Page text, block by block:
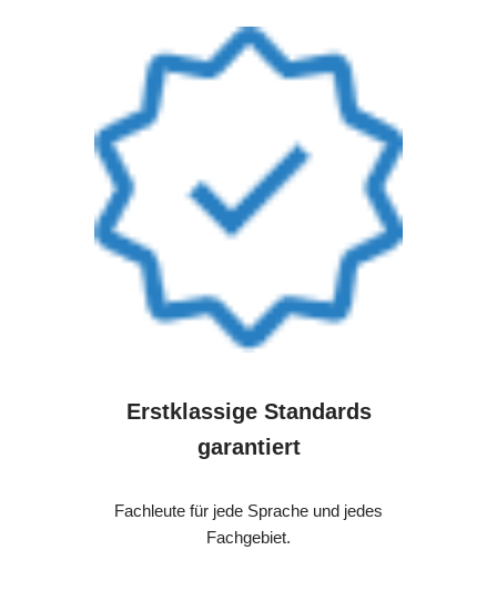
Erstklassige Standards
garantiert
Fachleute für jede Sprache und jedes
Fachgebiet.